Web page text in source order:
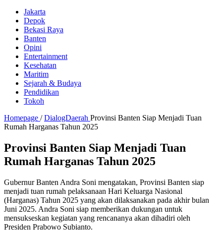
Jakarta
Depok
Bekasi Raya
Banten
Opini
Entertainment
Kesehatan
Maritim
Sejarah & Budaya
Pendidikan
Tokoh
Homepage / DialogDaerah Provinsi Banten Siap Menjadi Tuan
Rumah Harganas Tahun 2025
Provinsi Banten Siap Menjadi Tuan
Rumah Harganas Tahun 2025
Gubernur Banten Andra Soni mengatakan, Provinsi Banten siap
menjadi tuan rumah pelaksanaan Hari Keluarga Nasional
(Harganas) Tahun 2025 yang akan dilaksanakan pada akhir bulan
Juni 2025. Andra Soni siap memberikan dukungan untuk
mensukseskan kegiatan yang rencananya akan dihadiri oleh
Presiden Prabowo Subianto.